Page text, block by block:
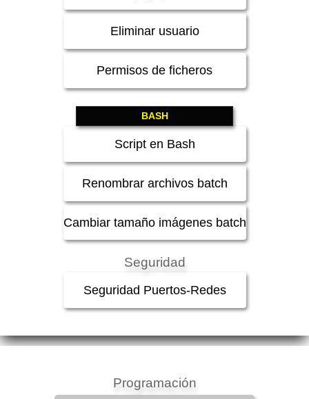
Eliminar usuario
Permisos de ficheros
BASH
Script en Bash
Renombrar archivos batch
Cambiar tamaño imágenes batch
Seguridad
Seguridad Puertos-Redes
Programación